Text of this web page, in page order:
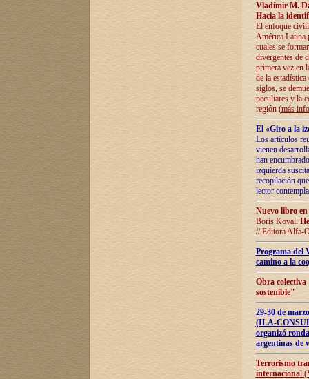
Vladímir M.
Hacia la
El enfoque
América Latina
cuales se
divergentes de
primera vez en
de la
siglos, se
peculiares y la
región (más
El «Giro a la
Los artículos
vienen
han
izquierda
recopilación
lector
Nuevo libro
Boris Koval.
// Editora Alfa-
Programa del
camino a la
Obra
sostenible"
29-30 de
(ILA-
organizó
argentinas de
Terrorismo
internacional